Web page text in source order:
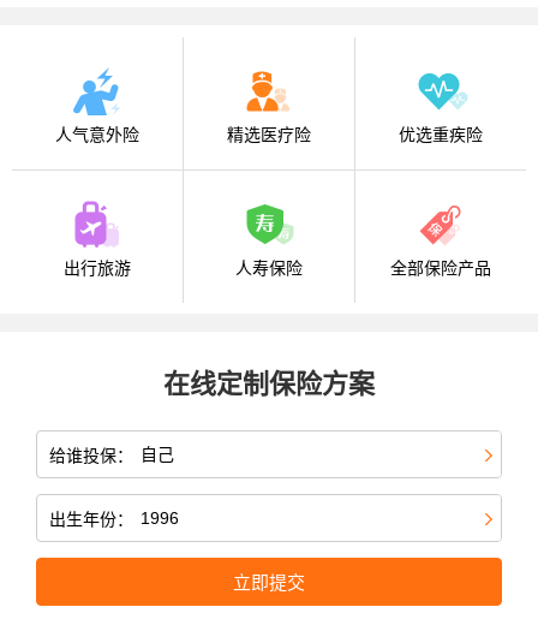
人气意外险 精选医疗险 优选重疾险
出行旅游 人寿保险 全部保险产品
在线定制保险方案
给谁投保：
出生年份：
立即提交